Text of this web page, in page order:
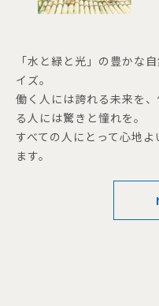
「水と緑と光」の豊かな
イズ。
働く人には誇れる未来を
る人には驚きと憧れを。
すべての人にとって心地
ます。